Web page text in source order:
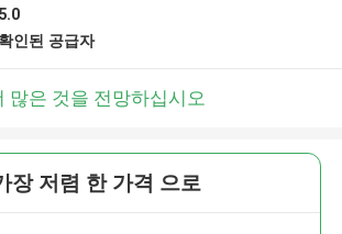
5.0
확인된 공급자
많은 것을 전망하십시오
장 저렴 한 가격 으로